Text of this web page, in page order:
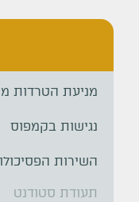
מניעת הטרדות
נגישות בקמפוס
השירות
תעודת סטודנט